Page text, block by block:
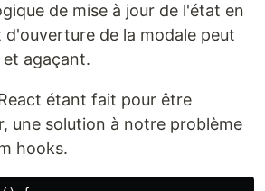
de mise à jour de l'état en
de la modale peut
agaçant.
étant fait pour être
une solution à notre problème
hooks.